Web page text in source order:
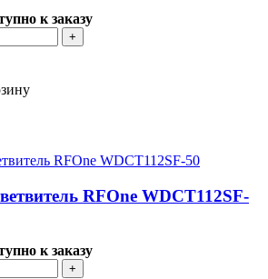
к заказу
+
RFOne WDCT112SF-
к заказу
+